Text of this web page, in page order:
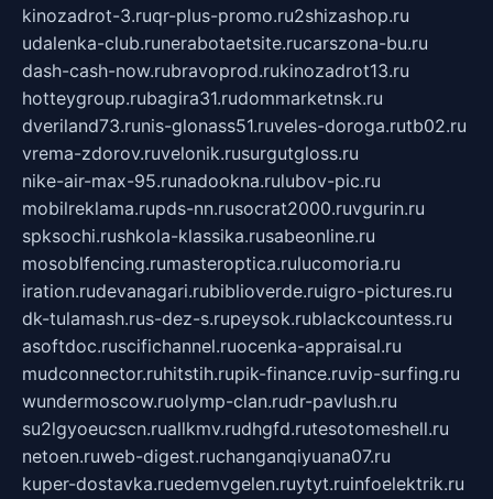
kinozadrot-3.ruqr-plus-promo.ru2shizashop.ru
udalenka-club.runerabotaetsite.rucarszona-bu.ru
dash-cash-now.rubravoprod.rukinozadrot13.ru
hotteygroup.rubagira31.rudommarketnsk.ru
dveriland73.runis-glonass51.ruveles-doroga.rutb02.ru
vrema-zdorov.ruvelonik.rusurgutgloss.ru
nike-air-max-95.runadookna.rulubov-pic.ru
mobilreklama.rupds-nn.rusocrat2000.ruvgurin.ru
spksochi.rushkola-klassika.rusabeonline.ru
mosoblfencing.rumasteroptica.rulucomoria.ru
iration.rudevanagari.rubiblioverde.ruigro-pictures.ru
dk-tulamash.rus-dez-s.rupeysok.rublackcountess.ru
asoftdoc.ruscifichannel.ruocenka-appraisal.ru
mudconnector.ruhitstih.rupik-finance.ruvip-surfing.ru
wundermoscow.ruolymp-clan.rudr-pavlush.ru
su2lgyoeucscn.ruallkmv.rudhgfd.rutesotomeshell.ru
netoen.ruweb-digest.ruchanganqiyuana07.ru
kuper-dostavka.ruedemvgelen.ruytyt.ruinfoelektrik.ru